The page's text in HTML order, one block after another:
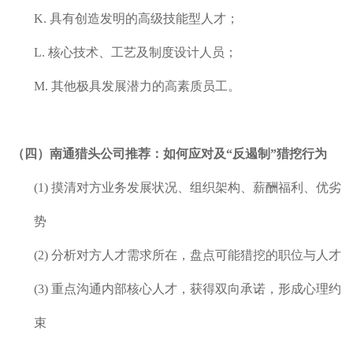
K. 具有创造发明的高级技能型人才；
L. 核心技术、工艺及制度设计人员；
M. 其他极具发展潜力的高素质员工。
（四） 南通猎头公司推荐： 如何应对及“反遏制”猎挖行为
(1) 摸清对方业务发展状况、组织架构、薪酬福利、优劣
势
(2) 分析对方人才需求所在，盘点可能猎挖的职位与人才
(3) 重点沟通内部核心人才，获得双向承诺，形成心理约
束